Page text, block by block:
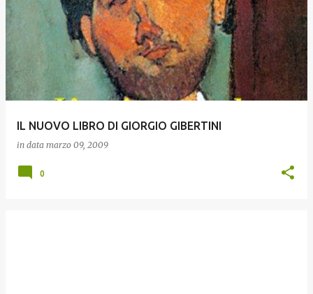
IL NUOVO LIBRO DI GIORGIO GIBERTINI
in data marzo 09, 2009
0